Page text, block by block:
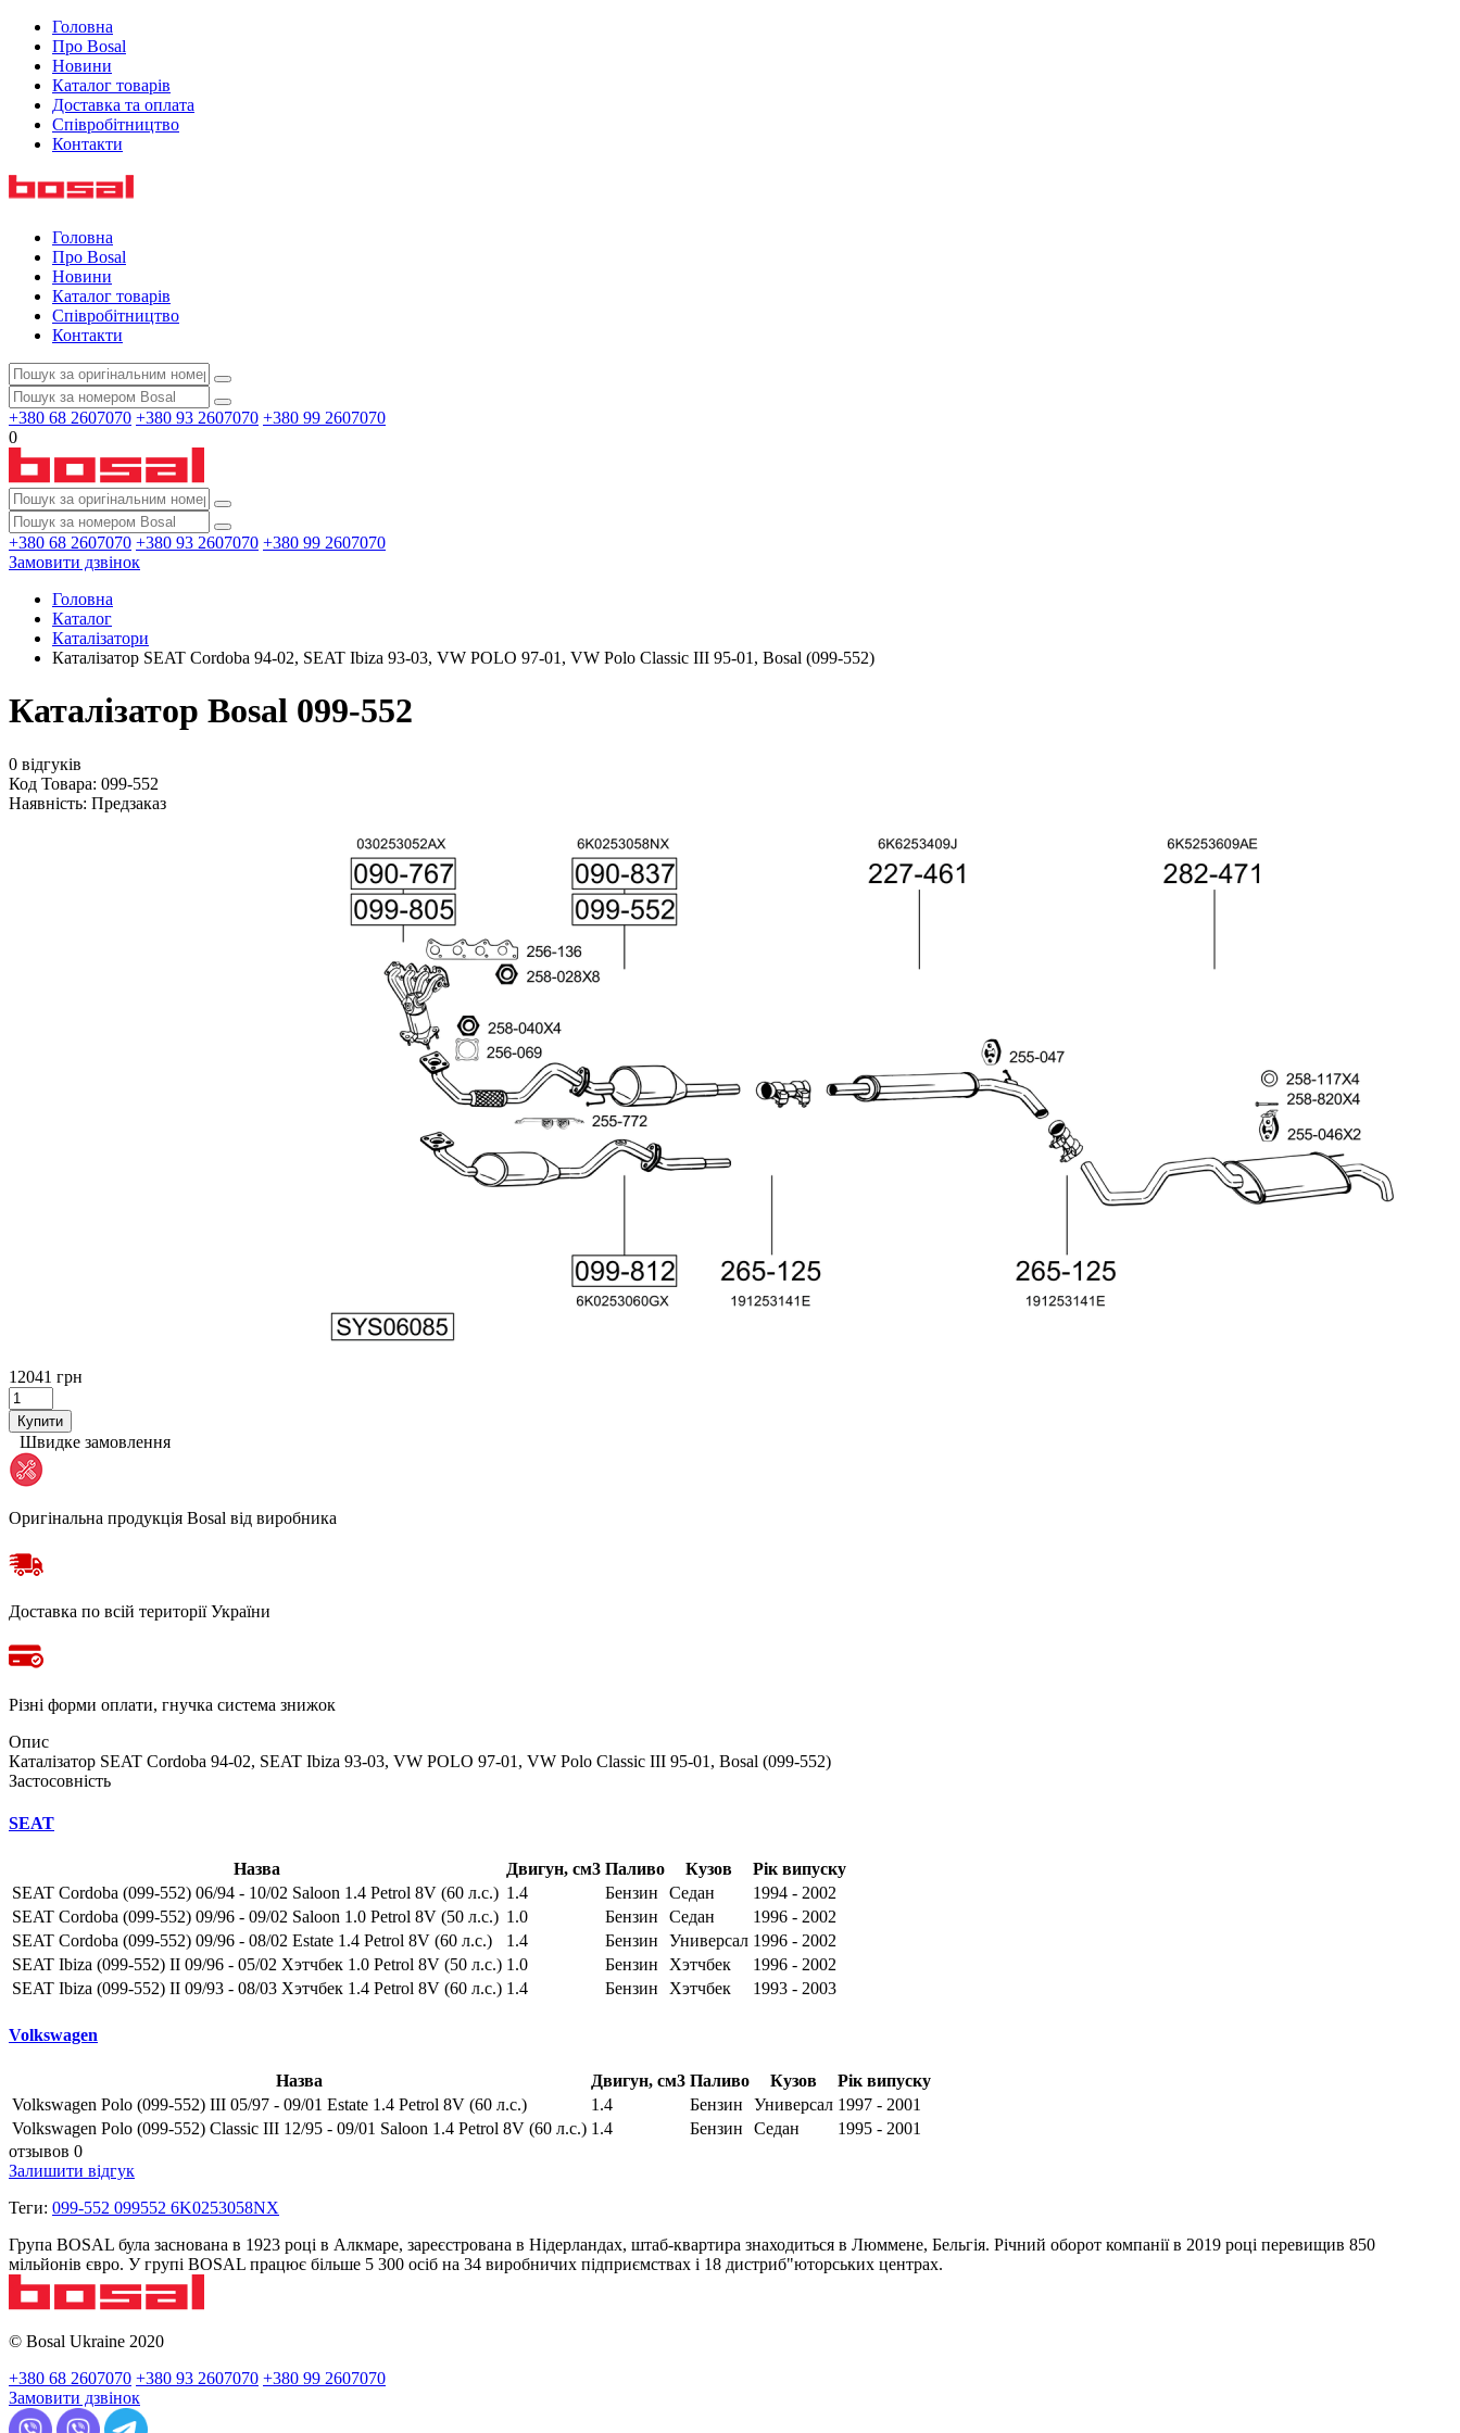
Головна
Про Bosal
Новини
Каталог товарів
Доставка та оплата
Співробітництво
Контакти
Головна
Про Bosal
Новини
Каталог товарів
Співробітництво
Контакти
+380 68 2607070 +380 93 2607070 +380 99 2607070
0
+380 68 2607070 +380 93 2607070 +380 99 2607070
Замовити дзвінок
Головна
Каталог
Каталізатори
Каталізатор SEAT Cordoba 94-02, SEAT Ibiza 93-03, VW POLO 97-01, VW Polo Classic III 95-01, Bosal (099-552)
Каталізатор Bosal 099-552
0 відгуків
Код Товара: 099-552
Наявність: Предзаказ
12041 грн
Купити
Швидке замовлення
Оригінальна продукція Bosal від виробника
Доставка по всій території України
Різні форми оплати, гнучка система знижок
Опис
Каталізатор SEAT Cordoba 94-02, SEAT Ibiza 93-03, VW POLO 97-01, VW Polo Classic III 95-01, Bosal (099-552)
Застосовність
SEAT
Назва Двигун, см3 Паливо Кузов
Рік випуску
SEAT Cordoba (099-552) 06/94 - 10/02 Saloon 1.4 Petrol 8V (60 л.с.) 1.4 Бензин Седан
1994 - 2002
SEAT Cordoba (099-552) 09/96 - 09/02 Saloon 1.0 Petrol 8V (50 л.с.) 1.0 Бензин Седан
1996 - 2002
SEAT Cordoba (099-552) 09/96 - 08/02 Estate 1.4 Petrol 8V (60 л.с.)
1.4 Бензин Универсал 1996 - 2002
SEAT Ibiza (099-552) II 09/96 - 05/02 Хэтчбек 1.0 Petrol 8V (50 л.с.) 1.0 Бензин Хэтчбек
1996 - 2002
SEAT Ibiza (099-552) II 09/93 - 08/03 Хэтчбек 1.4 Petrol 8V (60 л.с.) 1.4 Бензин Хэтчбек 1993 - 2003
Volkswagen
Назва Двигун, см3 Паливо Кузов
Рік випуску
Volkswagen Polo (099-552) III 05/97 - 09/01 Estate 1.4 Petrol 8V (60 л.с.)
1.4 Бензин Универсал 1997 - 2001
Volkswagen Polo (099-552) Classic III 12/95 - 09/01 Saloon 1.4 Petrol 8V (60 л.с.) 1.4 Бензин Седан
1995 - 2001
отзывов 0
Залишити відгук
Теги: 099-552 099552 6K0253058NX
Група BOSAL була заснована в 1923 році в Алкмаре, зареєстрована в Нідерландах, штаб-квартира знаходиться в Люммене, Бельгія. Річний оборот компанії в 2019 році перевищив 850
мільйонів євро. У групі BOSAL працює більше 5 300 осіб на 34 виробничих підприємствах і 18 дистриб"юторських центрах.
© Bosal Ukraine 2020
+380 68 2607070 +380 93 2607070 +380 99 2607070
Замовити дзвінок